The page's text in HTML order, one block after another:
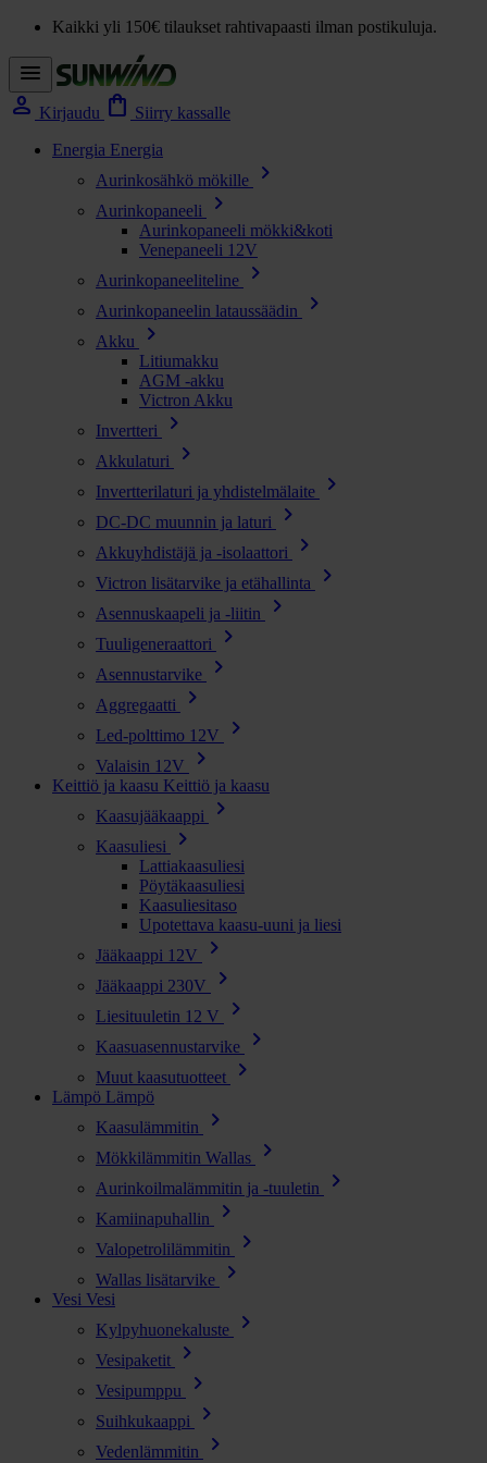
Kaikki yli 150€ tilaukset rahtivapaasti ilman postikuluja.
menu
person Kirjaudu shopping_bag Siirry kassalle
Energia Energia
Aurinkosähkö mökille
chevron_right
Aurinkopaneeli chevron_right
Aurinkopaneeli mökki&koti
Venepaneeli 12V
Aurinkopaneeliteline
chevron_right
Aurinkopaneelin lataussäädin chevron_right
Akku chevron_right
Litiumakku
AGM -akku
Victron Akku
Invertteri
chevron_right
Akkulaturi chevron_right
Invertterilaturi ja yhdistelmälaite chevron_right
DC-DC muunnin ja laturi chevron_right
Akkuyhdistäjä ja -isolaattori chevron_right
Victron lisätarvike ja etähallinta chevron_right
Asennuskaapeli ja -liitin chevron_right
Tuuligeneraattori chevron_right
Asennustarvike chevron_right
Aggregaatti chevron_right
Led-polttimo 12V chevron_right
Valaisin 12V chevron_right
Keittiö ja kaasu Keittiö ja kaasu
Kaasujääkaappi
chevron_right
Kaasuliesi chevron_right
Lattiakaasuliesi
Pöytäkaasuliesi
Kaasuliesitaso
Upotettava kaasu-uuni ja liesi
Jääkaappi 12V
chevron_right
Jääkaappi 230V chevron_right
Liesituuletin 12 V chevron_right
Kaasuasennustarvike chevron_right
Muut kaasutuotteet chevron_right
Lämpö Lämpö
Kaasulämmitin
chevron_right
Mökkilämmitin Wallas chevron_right
Aurinkoilmalämmitin ja -tuuletin chevron_right
Kamiinapuhallin chevron_right
Valopetrolilämmitin chevron_right
Wallas lisätarvike chevron_right
Vesi Vesi
Kylpyhuonekaluste
chevron_right
Vesipaketit chevron_right
Vesipumppu chevron_right
Suihkukaappi chevron_right
Vedenlämmitin chevron_right